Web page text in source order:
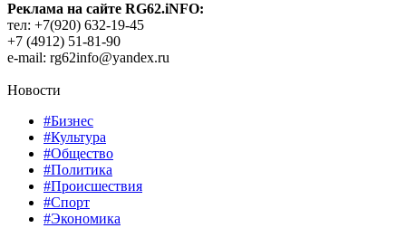
Реклама на сайте RG62.iNFO:
тел: +7(920) 632-19-45
+7 (4912) 51-81-90
e-mail: rg62info@yandex.ru
Новости
#Бизнес
#Культура
#Общество
#Политика
#Происшествия
#Спорт
#Экономика